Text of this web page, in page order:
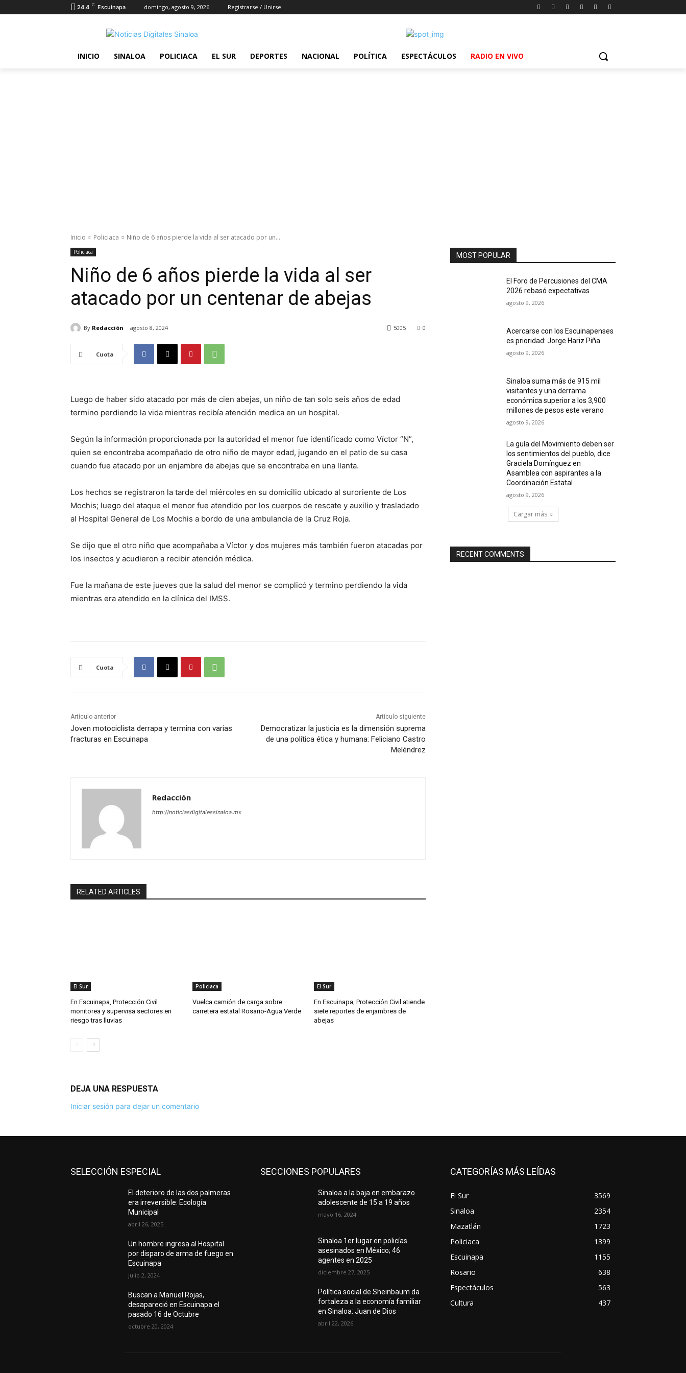
24.4 C Escuinapa domingo, agosto 9, 2026 Registrarse / Unirse
INICIO SINALOA POLICIACA EL SUR DEPORTES NACIONAL POLÍTICA ESPECTÁCULOS RADIO EN VIVO
Inicio Policiaca Niño de 6 años pierde la vida al ser atacado por un...
Policiaca
Niño de 6 años pierde la vida al ser
atacado por un centenar de abejas
By Redacción agosto 8, 2024 0
5005
Cuota
Luego de haber sido atacado por más de cien abejas, un niño de tan solo seis años de edad
termino perdiendo la vida mientras recibía atención medica en un hospital.
Según la información proporcionada por la autoridad el menor fue identificado como Víctor “N”,
quien se encontraba acompañado de otro niño de mayor edad, jugando en el patio de su casa
cuando fue atacado por un enjambre de abejas que se encontraba en una llanta.
Los hechos se registraron la tarde del miércoles en su domicilio ubicado al suroriente de Los
Mochis; luego del ataque el menor fue atendido por los cuerpos de rescate y auxilio y trasladado
al Hospital General de Los Mochis a bordo de una ambulancia de la Cruz Roja.
Se dijo que el otro niño que acompañaba a Víctor y dos mujeres más también fueron atacadas por
los insectos y acudieron a recibir atención médica.
Fue la mañana de este jueves que la salud del menor se complicó y termino perdiendo la vida
mientras era atendido en la clínica del IMSS.
Cuota
Artículo anterior
Joven motociclista derrapa y termina con varias
fracturas en Escuinapa
Artículo siguiente
Democratizar la justicia es la dimensión suprema
de una política ética y humana: Feliciano Castro
Meléndrez
Redacción
http://noticiasdigitalessinaloa.mx
RELATED ARTICLES
El Sur
En Escuinapa, Protección Civil
monitorea y supervisa sectores en
riesgo tras lluvias
Policiaca
Vuelca camión de carga sobre
carretera estatal Rosario-Agua Verde
El Sur
En Escuinapa, Protección Civil atiende
siete reportes de enjambres de
abejas
DEJA UNA RESPUESTA
Iniciar sesión para dejar un comentario
MOST POPULAR
El Foro de Percusiones del CMA
2026 rebasó expectativas
agosto 9, 2026
Acercarse con los Escuinapenses
es prioridad: Jorge Hariz Piña
agosto 9, 2026
Sinaloa suma más de 915 mil
visitantes y una derrama
económica superior a los 3,900
millones de pesos este verano
agosto 9, 2026
La guía del Movimiento deben ser
los sentimientos del pueblo, dice
Graciela Domínguez en
Asamblea con aspirantes a la
Coordinación Estatal
agosto 9, 2026
Cargar más
RECENT COMMENTS
SELECCIÓN ESPECIAL
El deterioro de las dos palmeras
era irreversible: Ecología
Municipal
abril 26, 2025
Un hombre ingresa al Hospital
por disparo de arma de fuego en
Escuinapa
julio 2, 2024
Buscan a Manuel Rojas,
desapareció en Escuinapa el
pasado 16 de Octubre
octubre 20, 2024
SECCIONES POPULARES
Sinaloa a la baja en embarazo
adolescente de 15 a 19 años
mayo 16, 2024
Sinaloa 1er lugar en policías
asesinados en México; 46
agentes en 2025
diciembre 27, 2025
Política social de Sheinbaum da
fortaleza a la economía familiar
en Sinaloa: Juan de Dios
abril 22, 2026
CATEGORÍAS MÁS LEÍDAS
El Sur
3569
Sinaloa
2354
Mazatlán
1723
Policiaca
1399
Escuinapa
1155
Rosario
638
Espectáculos
563
Cultura
437